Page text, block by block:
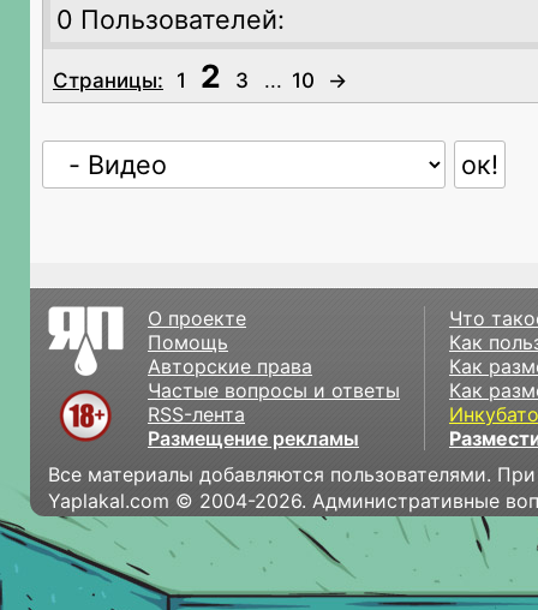
0 Пользователей:
Страницы: 1 2 3 ... 10 →
О проекте
Помощь
Авторские права
Частые вопросы и ответы
RSS-лента
Размещение рекламы
Что
Как
Как
Как
Все материалы добавляются пользователями.
Yaplakal.com © 2004-2026. Административные